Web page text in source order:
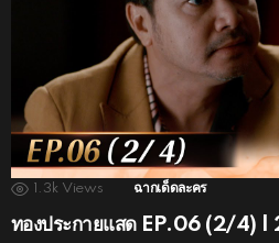
1.3k Views ฉากเด็ดละคร
ทองประกายแสด EP.06 (2/4) |